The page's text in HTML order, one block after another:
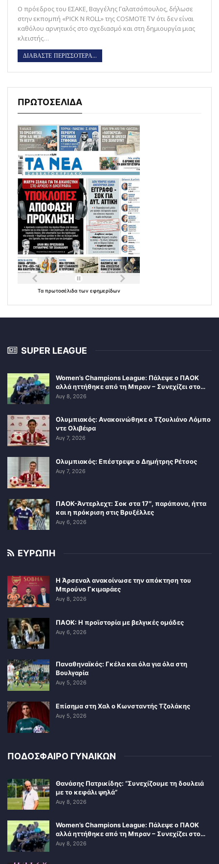
Ο πρόεδρος του ΕΣΑΚΕ, Βαγγέλης Γαλατσόπουλος, δήλωσε
στην εκπομπή «PICK N ROLL» της COSMOTE TV ότι δεν είναι
καθόλου αρνητικός στο σχεδιασμό και στη δημιουργία μιας
κλειστής…
ΔΙΑΒΑΣΤΕ ΠΕΡΙΣΣΟΤΕΡΑ...
ΠΡΩΤΟΣΕΛΙΔΑ
Τα πρωτοσέλιδα των εφημερίδων
SUPER LEAGUE
Women’s Champions League: Πάλεψε ο ΠΑΟΚ
αλλά ηττήθηκε από τη Μπραν – Συνεχίζει στο…
Αυγ 8, 2026
Ολυμπιακός: Ανακοινώθηκε ο Τζουλιάνο Λόμπο
ντε Ολιβέιρα
Αυγ 7, 2026
Ολυμπιακός: Επέστρεψε ο Δημήτρης Ρέτσος
Αυγ 7, 2026
ΠΑΟΚ-Άντερλεχτ: Σοκ στα 17″, παράπονα, ήττα
και η πρόκριση στις Βρυξέλλες
Αυγ 6, 2026
ΕΥΡΩΠΗ
Η Άρσεναλ ανακοίνωσε την απόκτηση του
Μπρούνο Γκιμαράες
Αυγ 8, 2026
ΠΑΟΚ: Η προϊστορία με βελγικές ομάδες
Αυγ 6, 2026
Παναθηναϊκός: Γκέλα και όλα για όλα στη
Βουλγαρία
Αυγ 5, 2026
Επίσημα στη Χαλ ο Κωνσταντής Τζολάκης
Αυγ 5, 2026
ΠΟΔΟΣΦΑΙΡΟ ΓΥΝΑΙΚΩΝ
Θανάσης Πατρικίδης: “Συνεχίζουμε τη δουλειά
με το κεφάλι ψηλά”
Αυγ 8, 2026
Women’s Champions League: Πάλεψε ο ΠΑΟΚ
αλλά ηττήθηκε από τη Μπραν – Συνεχίζει στο…
Αυγ 8, 2026